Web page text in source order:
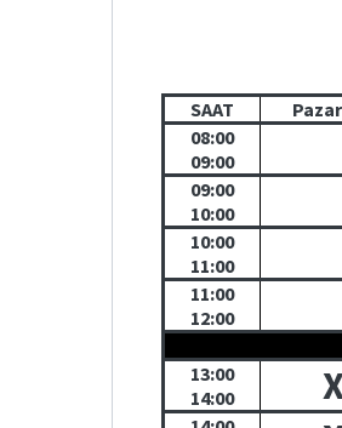
SAAT
08:00
09:00
09:00
10:00
10:00
11:00
11:00
12:00
13:00
14:00